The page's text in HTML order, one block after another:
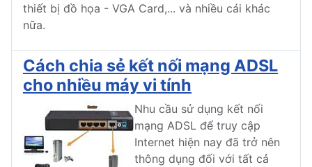
thiết bị đồ họa - VGA Card,... và nhiều cái khác
nữa.
Cách chia sẻ kết nối mạng ADSL
cho nhiều máy vi tính
Nhu cầu sử dụng kết nối
mạng ADSL để truy cập
Internet hiện nay đã trở nên
thông dụng đối với tất cả